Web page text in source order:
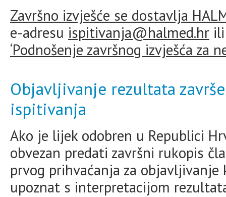
Završno izvješće se dostavlja
e-adresu ispitivanja@halmed.hr
‘Podnošenje završnog izvješća za
Objavljivanje rezultata
ispitivanja
Ako je lijek odobren u Republici
obvezan predati završni rukopis
prvog prihvaćanja za objavljivanje
upoznat s interpretacijom